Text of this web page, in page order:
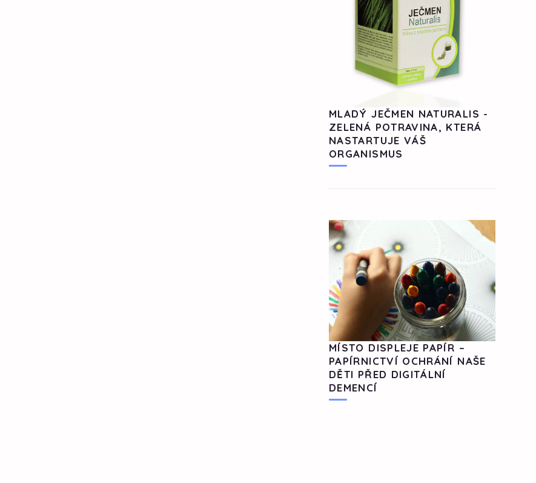
MLADÝ JEČMEN NATURALIS -
ZELENÁ POTRAVINA, KTERÁ
NASTARTUJE VÁŠ
ORGANISMUS
MÍSTO DISPLEJE PAPÍR –
PAPÍRNICTVÍ OCHRÁNÍ NAŠE
DĚTI PŘED DIGITÁLNÍ
DEMENCÍ